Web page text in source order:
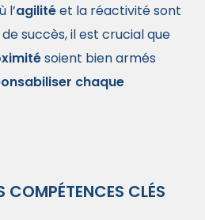
l’agilitéet la réactivité sont
de succès, il est crucial que
soient bien armés
chaque
COMPÉTENCES CLÉS